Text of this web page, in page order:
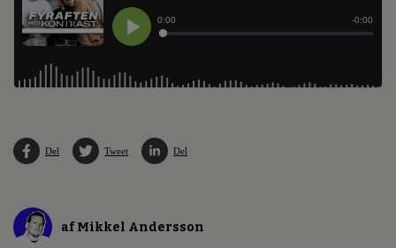
Del Tweet Del
af Mikkel Andersson